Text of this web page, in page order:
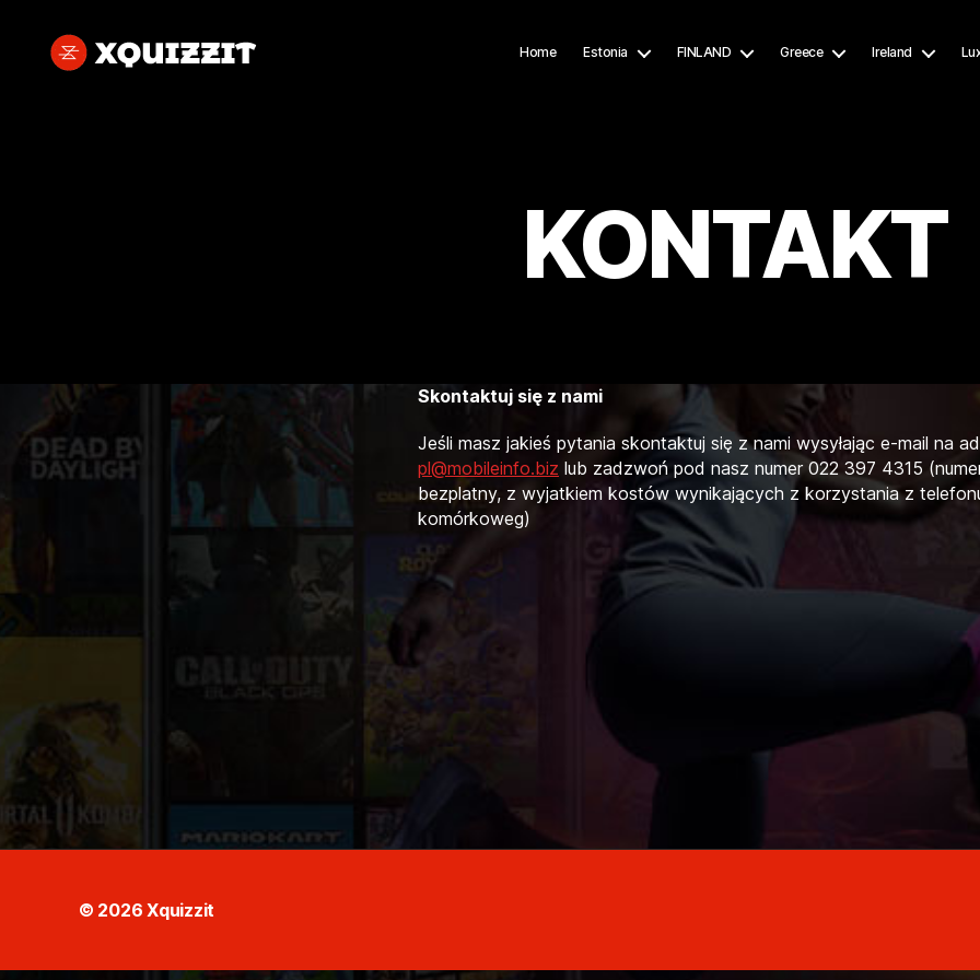
Home Estonia FINLAND Greece Ireland
KONTAKT
Skontaktuj się z nami
Jeśli masz jakieś pytania skontaktuj się z nami wysyłając e-mail na
pl@mobileinfo.biz lub zadzwoń pod nasz numer 022 397 4315
bezplatny, z wyjatkiem kostów wynikających z korzystania z
komórkoweg)
© 2026Xquizzit